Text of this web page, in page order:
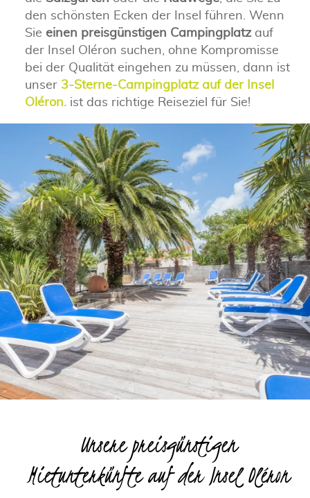
den schönsten Ecken der Insel führen. Wenn
Sie einen preisgünstigen Campingplatzauf
der Insel Oléron suchen, ohne Kompromisse
bei der Qualität eingehen zu müssen, dann ist
unser 3-Sterne-Campingplatz auf der Insel
Oléron.ist das richtige Reiseziel für Sie!
Unsere preisgünstigen
Mietunterkünfte auf der Insel Oléron